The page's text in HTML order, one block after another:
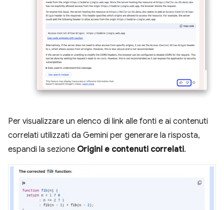
Per visualizzare un elenco di link alle fonti e ai contenuti
correlati utilizzati da Gemini per generare la risposta,
espandi la sezione Origini e contenuti correlati.